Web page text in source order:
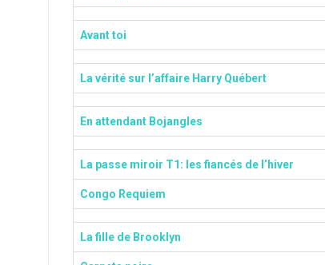
Avant toi
La vérité sur l’affaire Harry Québert
En attendant Bojangles
La passe miroir T1: les fiancés de l’hiver
Congo Requiem
La fille de Brooklyn